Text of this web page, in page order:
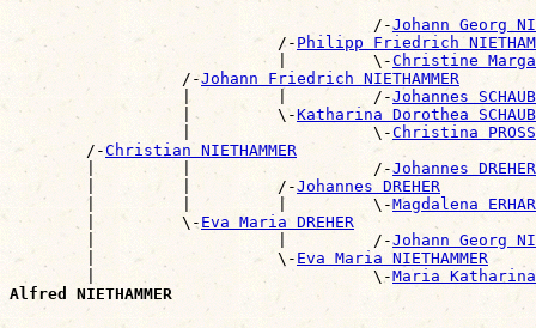
                                      /-
Johann Georg
                            /-
Philipp Friedrich
                            |         \-
Christine
                  /-
Johann Friedrich NIETHAMMER
                  |         |         /-
Johannes SCHAUB
                  |         \-
Katharina Dorothea SCHAUB
                  |                   \-
Christina PROSS
        /-
Christian NIETHAMMER
        |         |                   /-
Johannes DREHER
        |         |         /-
Johannes DREHER
        |         |         |         \-
Magdalena
        |         \-
Eva Maria DREHER
        |                   |         /-
Johann Georg
        |                   \-
Eva Maria NIETHAMMER
        |                             \-
Maria Katharina
Alfred NIETHAMMER